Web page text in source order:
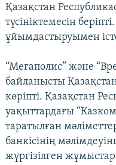
Қазақстан
түсініктемесін
ұйымдастыруымен
“Мегаполис” және
байланысты
көріпті. Қазақстан
уақыттардағы
таратылған
банкісінің
жүргізілген